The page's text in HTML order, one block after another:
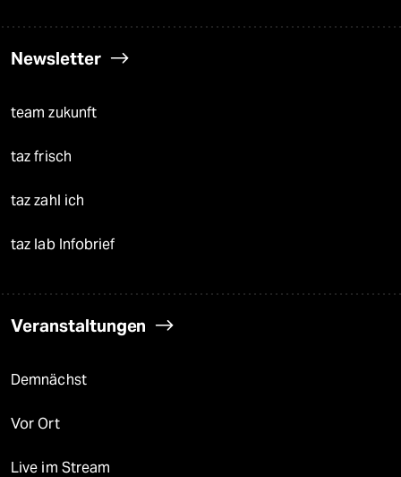
Newsletter
team zukunft
taz frisch
taz zahl ich
taz lab Infobrief
Veranstaltungen
Demnächst
Vor Ort
Live im Stream